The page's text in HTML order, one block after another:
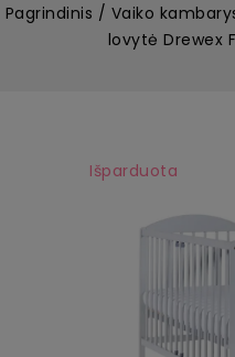
Pagrindinis Vaiko
lovytė Drewex
Išparduota